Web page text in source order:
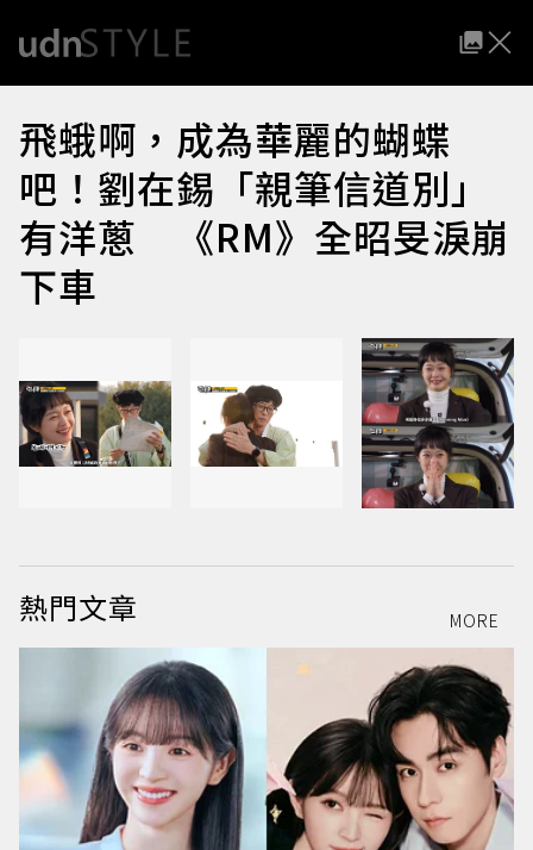
飛蛾啊，成為華麗的蝴蝶
吧！劉在錫「親筆信道別」
有洋蔥 《RM》全昭旻淚崩
下車
熱門文章 MORE